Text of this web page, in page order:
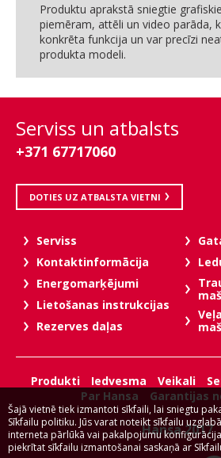
Produktu aprakstā sniegtie
piemēram, attēli un video parāda,
konkrēta funkcija un var precīzi
produkta modeli.
Serviss un atbalsts
+371 67717060
DOTIES UZ ATBALSTA VIETNI
Serviss
Kontaktinformācija
Energomarķējumi
Lietošanas instrukcijas
Rezerves daļas
Produkti Iedvesma Veikali
Par Hansa
Garantijas
Hansa 2017
Šajā vietnē tiek izmantoti sīkfaili, lai sniegtu
Sīkfailu politiku. Jūs varat noteikt sīkfailu
interneta pārlūkā vai pakalpojumu
piekrītat sīkfailu izmantošanai saskaņā ar